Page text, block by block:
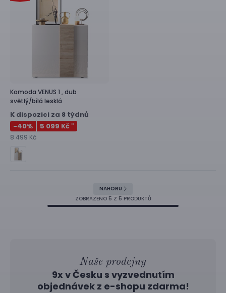
Komoda VENUS 1 , dub
světlý/bílá lesklá
K dispozici za 8 týdnů
-40% 5 099 Kč **
8 499 Kč
NAHORU
ZOBRAZENO 5 Z 5 PRODUKTŮ
Naše prodejny
9x v Česku s vyzvednutím
objednávek z e-shopu zdarma!